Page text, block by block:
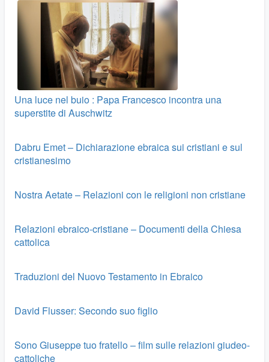
Una luce nel buio : Papa Francesco incontra una
superstite di Auschwitz
Dabru Emet – Dichiarazione ebraica sui cristiani e sul
cristianesimo
Nostra Aetate – Relazioni con le religioni non cristiane
Relazioni ebraico-cristiane – Documenti della Chiesa
cattolica
Traduzioni del Nuovo Testamento in Ebraico
David Flusser: Secondo suo figlio
Sono Giuseppe tuo fratello – film sulle relazioni giudeo-
cattoliche